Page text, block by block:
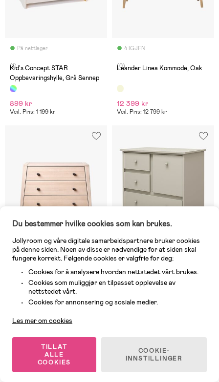
På nettlager
(1)
Kid's Concept STAR
Oppbevaringshylle, Grå Sennep
899 kr
Veil. Pris: 1 199 kr
4 IGJEN
(0)
Leander Linea Kommode, Oak
12 399 kr
Veil. Pris: 12 799 kr
2 IGJEN
Leander Linea Kommode, Beech
11 599 kr
1 IGJEN
Olive
Du bestemmer hvilke cookies som kan brukes.
Jollyroom og våre digitale samarbeidspartnere bruker cookies
på denne siden. Noen av disse er nødvendige for at siden skal
fungere korrekt. Følgende cookies er valgfrie for deg:
Cookies for å analysere hvordan nettstedet vårt brukes.
Cookies som muliggjør en tilpasset opplevelse av
nettstedet vårt.
Cookies for annonsering og sosiale medier.
Les mer om cookies
TILLAT
ALLE
COOKIES
COOKIE-
INNSTILLINGER